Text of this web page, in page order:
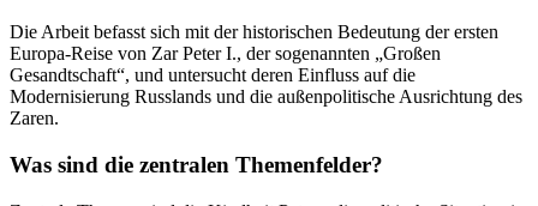
Die Arbeit befasst sich mit der historischen Bedeutung der ersten
Europa-Reise von Zar Peter I., der sogenannten „Großen
Gesandtschaft“, und untersucht deren Einfluss auf die
Modernisierung Russlands und die außenpolitische Ausrichtung des
Zaren.
Was sind die zentralen Themenfelder?